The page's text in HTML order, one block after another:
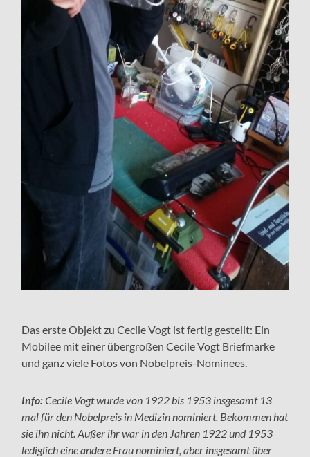
Das erste Objekt zu Cecile Vogt ist fertig gestellt: Ein
Mobilee mit einer übergroßen Cecile Vogt Briefmarke
und ganz viele Fotos von Nobelpreis-Nominees.
Info:Cecile Vogt wurde von 1922 bis 1953 insgesamt 13
mal für den Nobelpreis in Medizin nominiert. Bekommen hat
sie ihn nicht. Außer ihr war in den Jahren 1922 und 1953
lediglich eine andere Frau nominiert, aber insgesamt über